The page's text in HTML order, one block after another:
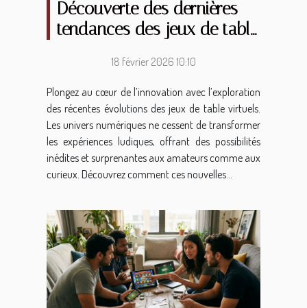
Découverte des dernières
tendances des jeux de table
18 février 2026 10:10
Plongez au cœur de l’innovation avec l’exploration
des récentes évolutions des jeux de table virtuels.
Les univers numériques ne cessent de transformer
les expériences ludiques, offrant des possibilités
inédites et surprenantes aux amateurs comme aux
curieux. Découvrez comment ces nouvelles...